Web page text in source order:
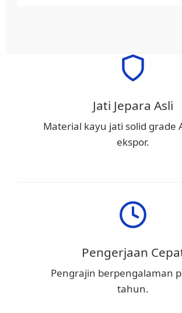
Jati Jepara Asli
Material kayu jati solid grade
ekspor.
Pengerjaan
Pengrajin berpengalaman
tahun.